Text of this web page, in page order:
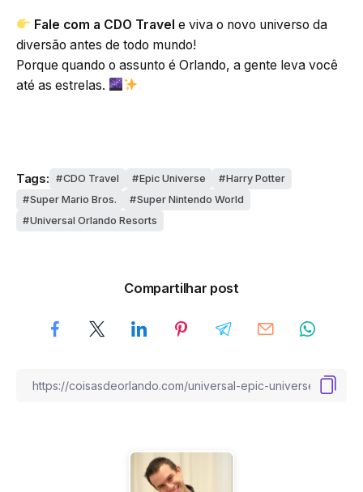
Fale com a CDO Travel e viva o novo universo da
diversão antes de todo mundo!
Porque quando o assunto é Orlando, a gente leva você
até as estrelas.
Tags: CDO Travel Epic Universe
Harry Potter
Super Mario Bros.
Super Nintendo World
Universal Orlando Resorts
Compartilhar post